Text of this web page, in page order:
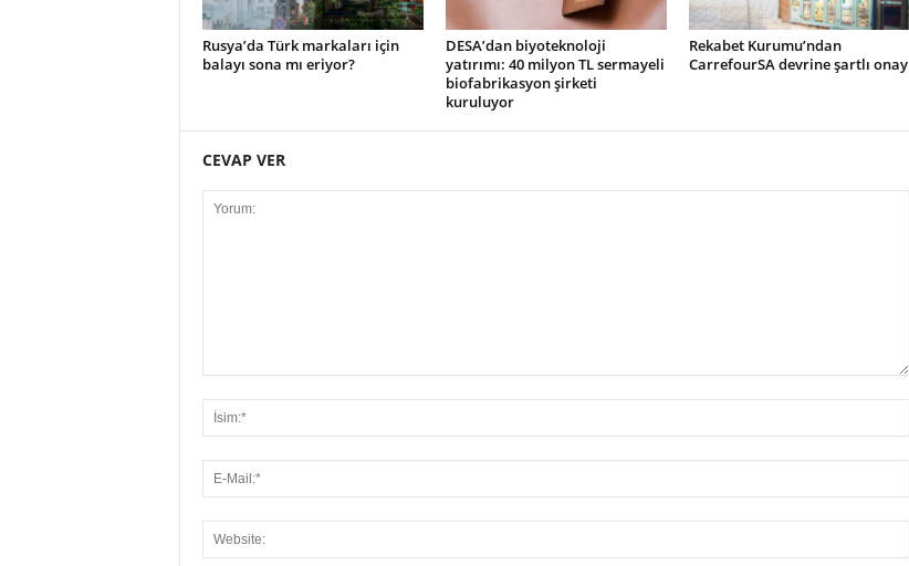
Rusya’da Türk markaları için
balayı sona mı eriyor?
DESA’dan biyoteknoloji
yatırımı: 40 milyon TL sermayeli
biofabrikasyon şirketi
kuruluyor
Rekabet Kurumu’ndan
CarrefourSA devrine şartlı onay
CEVAP VER